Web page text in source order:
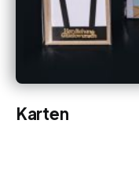
Karten